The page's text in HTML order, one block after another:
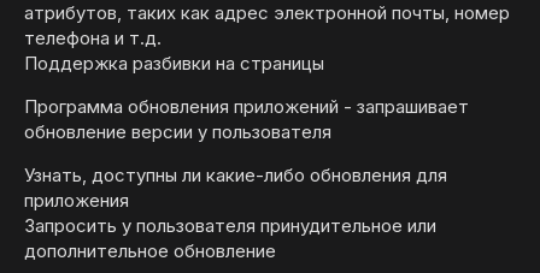
атрибутов, таких как адрес электронной почты, номер
телефона и т.д.
Поддержка разбивки на страницы
Программа обновления приложений - запрашивает
обновление версии у пользователя
Узнать, доступны ли какие-либо обновления для
приложения
Запросить у пользователя принудительное или
дополнительное обновление